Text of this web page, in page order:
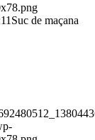
Suc de maçana